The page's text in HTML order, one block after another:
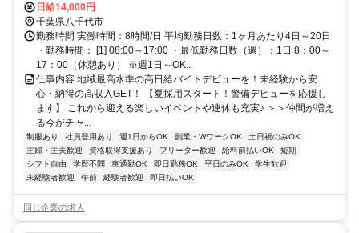
代が活躍しています。
日給14,000円
千葉県八千代市
勤務時間 実働時間：8時間/日 平均勤務日数：1ヶ月あたり4日～20日
・勤務時間： [1] 08:00～17:00 ・最低勤務日数（週）：1日 8：00～
17：00（休憩あり） ※週1日～OK...
仕事内容 地域最高水準の高日給バイトデビューを！未経験から安
心・納得の高収入GET！ 【夏採用スタート！警備デビューを応援し
ます】 これから迎える楽しいイベントや連休も充実♪ ＞＞仲間が増え
る今がチャ...
制服あり 社員登用あり 週1日からOK 副業・WワークOK
土日祝のみOK
主婦・主夫歓迎
資格取得支援あり フリーター歓迎 給料前払いOK
短期
シフト自由
学歴不問 車通勤OK 即日勤務OK 平日のみOK
学生歓迎
未経験者歓迎
午前 経験者歓迎 即日払いOK
同じ企業の求人